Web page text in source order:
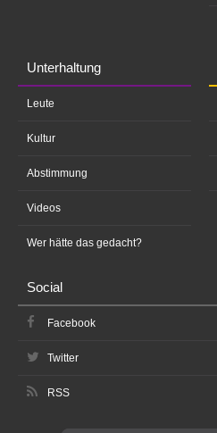
Unterhaltung
Leute
Kultur
Abstimmung
Videos
Wer hätte das gedacht?
Social
Facebook
Twitter
RSS